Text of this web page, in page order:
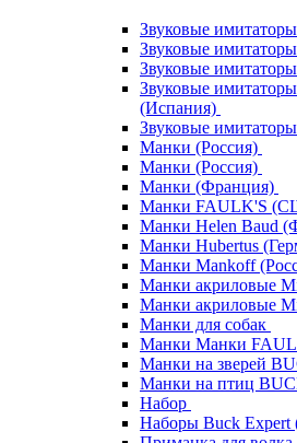
Звуковые
Звуковые
Звуковые
Звуковые
(Испания)
Звуковые имитаторы
Манки (Россия)
Манки (Россия)
Манки (Франция)
Манки FAULK'S
Манки Helen Baud
Манки Hubertus
Манки Mankoff
Манки акриловые
Манки акриловые
Манки для собак
Манки Манки
Манки на зверей
Манки на птиц
Набор
Наборы Buck Expert